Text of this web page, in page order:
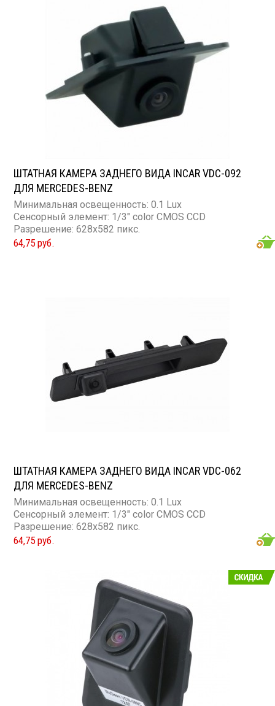
ШТАТНАЯ КАМЕРА ЗАДНЕГО ВИДА INCAR VDC-092
ДЛЯ MERCEDES-BENZ
Минимальная освещенность: 0.1 Lux
Сенсорный элемент: 1/3" color CMOS CCD
Разрешение: 628x582 пикс.
64,75 руб.
ШТАТНАЯ КАМЕРА ЗАДНЕГО ВИДА INCAR VDC-062
ДЛЯ MERCEDES-BENZ
Минимальная освещенность: 0.1 Lux
Сенсорный элемент: 1/3" color CMOS CCD
Разрешение: 628x582 пикс.
64,75 руб.